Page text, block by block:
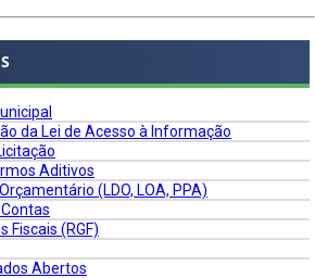
da Lei de Acesso à Informação
Aditivos
(LDO, LOA, PPA)
Fiscais (RGF)
Abertos